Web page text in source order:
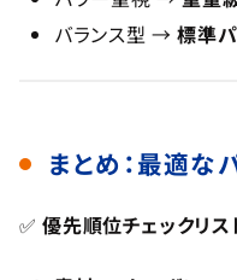
バランス型 →標準
まとめ：最適な
✅優先順位チェックリス